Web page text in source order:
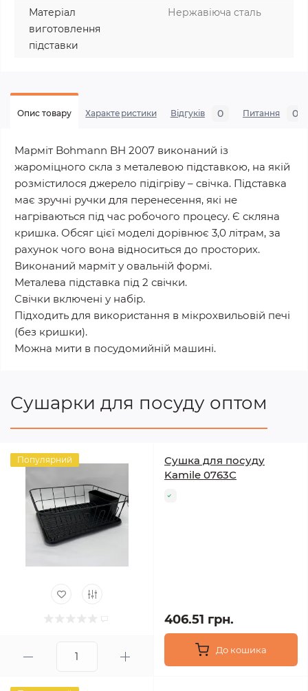
Матеріал
виготовлення
підставки
Нержавіюча сталь
Опис товару Характеристики Відгуків 0 Питання 0
Марміт Bohmann BH 2007 виконаний із
жароміцного скла з металевою підставкою, на якій
розмістилося джерело підігріву – свічка. Підставка
має зручні ручки для перенесення, які не
нагріваються під час робочого процесу. Є скляна
кришка. Обсяг цієї моделі дорівнює 3,0 літрам, за
рахунок чого вона відноситься до просторих.
Виконаний марміт у овальній формі.
Металева підставка під 2 свічки.
Свічки включені у набір.
Підходить для використання в мікрохвильовій печі
(без кришки).
Можна мити в посудомийній машині.
Сушарки для посуду оптом
Популярний
Сушка для посуду
Kamile 0763С
406.51 грн.
До кошика